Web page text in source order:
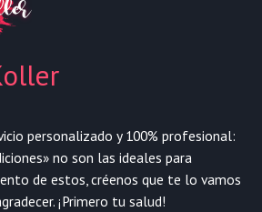
personalizado y 100% profesional:
no son las ideales para
de estos, créenos que te lo vamos
¡Primero tu salud!